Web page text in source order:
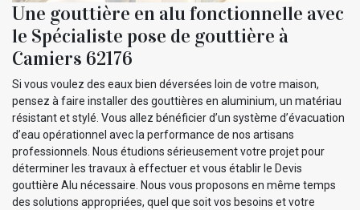
Une gouttière en alu fonctionnelle avec
le Spécialiste pose de gouttière à
Camiers 62176
Si vous voulez des eaux bien déversées loin de votre maison,
pensez à faire installer des gouttières en aluminium, un matériau
résistant et stylé. Vous allez bénéficier d’un système d’évacuation
d’eau opérationnel avec la performance de nos artisans
professionnels. Nous étudions sérieusement votre projet pour
déterminer les travaux à effectuer et vous établir le Devis
gouttière Alu nécessaire. Nous vous proposons en même temps
des solutions appropriées, quel que soit vos besoins et votre